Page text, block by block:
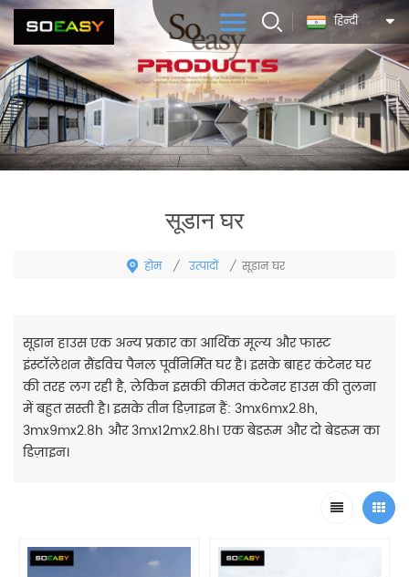
हिन्दी
सूडान घर
होम / उत्पादों / सूडान घर
सूडान हाउस एक अन्य प्रकार का आर्थिक मूल्य और फास्ट
इंस्टॉलेशन सैंडविच पैनल पूर्वनिर्मित घर है। इसके बाहर कंटेनर घर
की तरह लग रही है, लेकिन इसकी कीमत कंटेनर हाउस की तुलना
में बहुत सस्ती है। इसके तीन डिज़ाइन हैं: 3mx6mx2.8h,
3mx9mx2.8h और 3mx12mx2.8h। एक बेडरूम और दो बेडरूम का
डिज़ाइन।